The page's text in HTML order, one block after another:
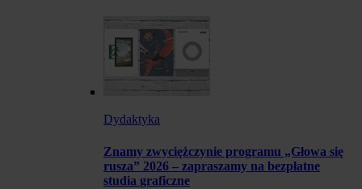
Dydaktyka
Znamy zwyciężczynie programu „Głowa się
rusza” 2026 – zapraszamy na bezpłatne
studia graficzne